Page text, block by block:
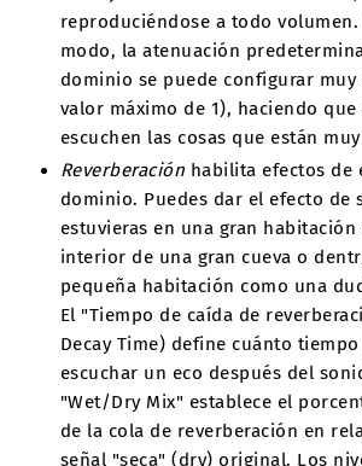
reproduciéndose a todo volumen.
modo, la atenuación
dominio se puede configurar muy
valor máximo de 1), haciendo que
escuchen las cosas que están
Reverberación habilita efectos de
dominio. Puedes dar el efecto de
estuvieras en una gran habitación
interior de una gran cueva o
pequeña habitación como una
El "Tiempo de caída de
Decay Time) define cuánto
escuchar un eco después del
"Wet/Dry Mix" establece el
de la cola de reverberación en
señal "seca" (dry) original. Los